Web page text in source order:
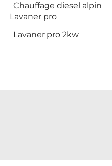
Chauffage diesel alpin
Lavaner pro
Lavaner pro 2kw